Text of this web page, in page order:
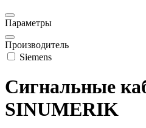
Параметры
Производитель
Siemens
Сигнальные
SINUMERIK